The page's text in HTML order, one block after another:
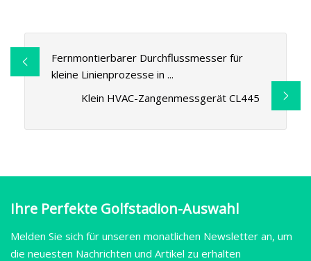
Fernmontierbarer Durchflussmesser für
kleine Linienprozesse in ...
Klein HVAC-Zangenmessgerät CL445
Ihre Perfekte Golfstadion-Auswahl
Melden Sie sich für unseren monatlichen Newsletter an, um
die neuesten Nachrichten und Artikel zu erhalten